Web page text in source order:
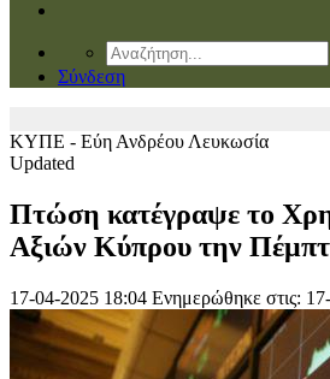
Σύνδεση
ΚΥΠΕ - Εύη Ανδρέου Λευκωσία
Updated
Πτώση κατέγραψε το
Αξιών Κύπρου την
17-04-2025 18:04 Ενημερώθηκε στις: